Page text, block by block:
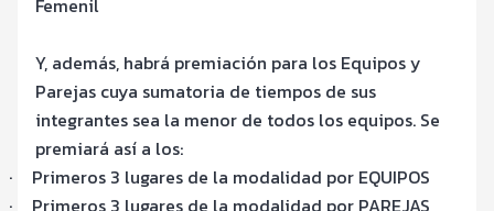
Femenil
Y, además, habrá premiación para los Equipos y
Parejas cuya sumatoria de tiempos de sus
integrantes sea la menor de todos los equipos. Se
premiará así a los:
·
Primeros 3 lugares de la modalidad por EQUIPOS
·
Primeros 3 lugares de la modalidad por PAREJAS